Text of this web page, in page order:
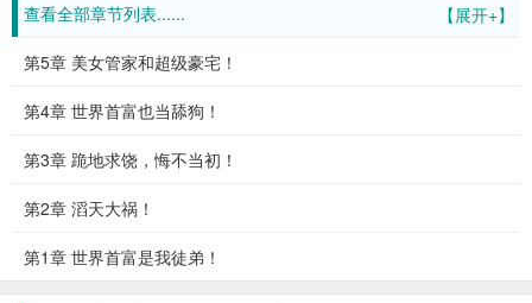
【展开+】
查看全部章节列表......
第5章 美女管家和超级豪宅！
第4章 世界首富也当舔狗！
第3章 跪地求饶，悔不当初！
第2章 滔天大祸！
第1章 世界首富是我徒弟！